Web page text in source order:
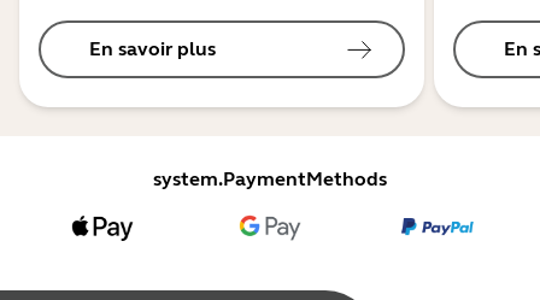
En savoir plus En
system.PaymentMethods